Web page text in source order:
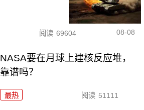
阅读 69604 08-08
NASA要在月球上建核反应堆，
靠谱吗？
最热 阅读 51111